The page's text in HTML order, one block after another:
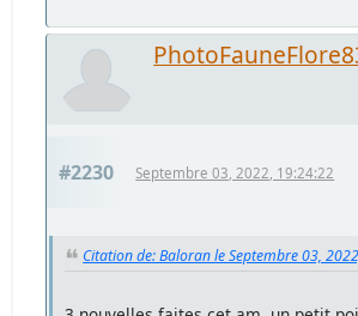
#2230 Septembre 03, 2022, 19:24:22
Citation de: Baloran le Septembre 03,